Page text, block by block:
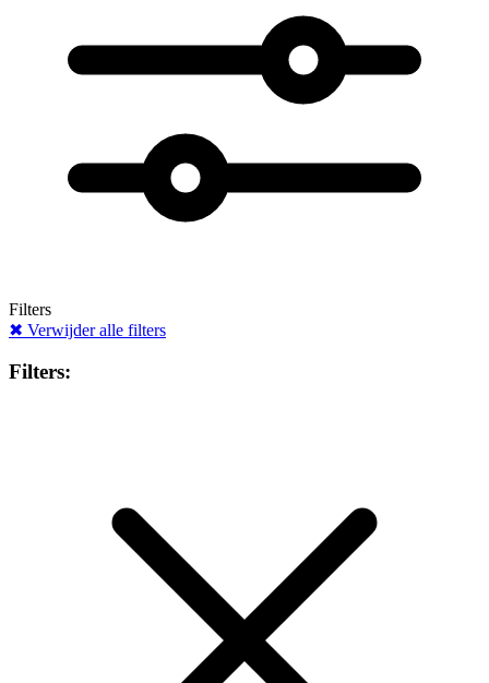
Filters
✖ Verwijder alle filters
Filters: